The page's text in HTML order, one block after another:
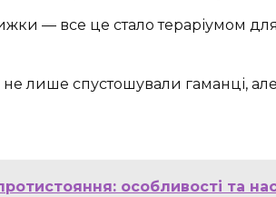
— все це стало тераріумом
не лише спустошували гаманці,
особливості та